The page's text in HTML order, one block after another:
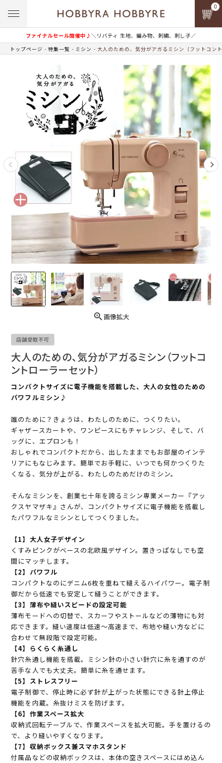
ファイナルセール開催中♪＼リバティ 生地、編み物、刺繍、刺し子／
0
トップページ 特集一覧 ミシン 大人のための、気分がアガるミシン（フットコン
画像拡大
店舗受取不可
大人のための、気分がアガるミシン（フットコ
ントローラーセット）
コンパクトサイズに電子機能を搭載した、大人の女性のための
パワフルミシン♪
誰のために？きょうは、わたしのために、つくりたい。
ギャザースカートや、ワンピースにもチャレンジ、そして、バ
ッグに、エプロンも！
おしゃれでコンパクトだから、出したままでもお部屋のインテ
リアにもなじみます。簡単でお手軽に、いつでも何かつくりた
くなる、気分が上がる、わたしのためだけのミシン。
そんなミシンを、創業七十年を誇るミシン専業メーカー『アッ
クスヤマザキ』さんが、コンパクトサイズに電子機能を搭載し
たパワフルなミシンとしてつくりました。
【1】大人女子デザイン
くすみピンクがベースの北欧風デザイン。置きっぱなしでも空
間にマッチします。
【2】パワフル
コンパクトなのにデニム6枚を重ねて縫えるハイパワー。電子制
御だから低速でも安定して縫うことができます。
【3】薄布や縫いスピードの設定可能
薄布モードへの切替で、スカーフやストールなどの薄物にも対
応できます。縫い速度は低速～高速まで、布地や縫い方などに
合わせて無段階で設定可能。
【4】らくらく糸通し
針穴糸通し機能を搭載。ミシン針の小さい針穴に糸を通すのが
苦手な人でも大丈夫。簡単に糸を通せます。
【5】ストレスフリー
電子制御で、停止時に必ず針が上がった状態にできる針上停止
機能を内蔵。糸抜けミスを防げます。
【6】作業スペース拡大
収納式回転テーブルで、作業スペースを拡大可能。手を置けるの
で、より縫いやすくなります。
【7】収納ボックス兼スマホスタンド
付属品などの収納ボックスは、本体の空きスペースにはめ込ん